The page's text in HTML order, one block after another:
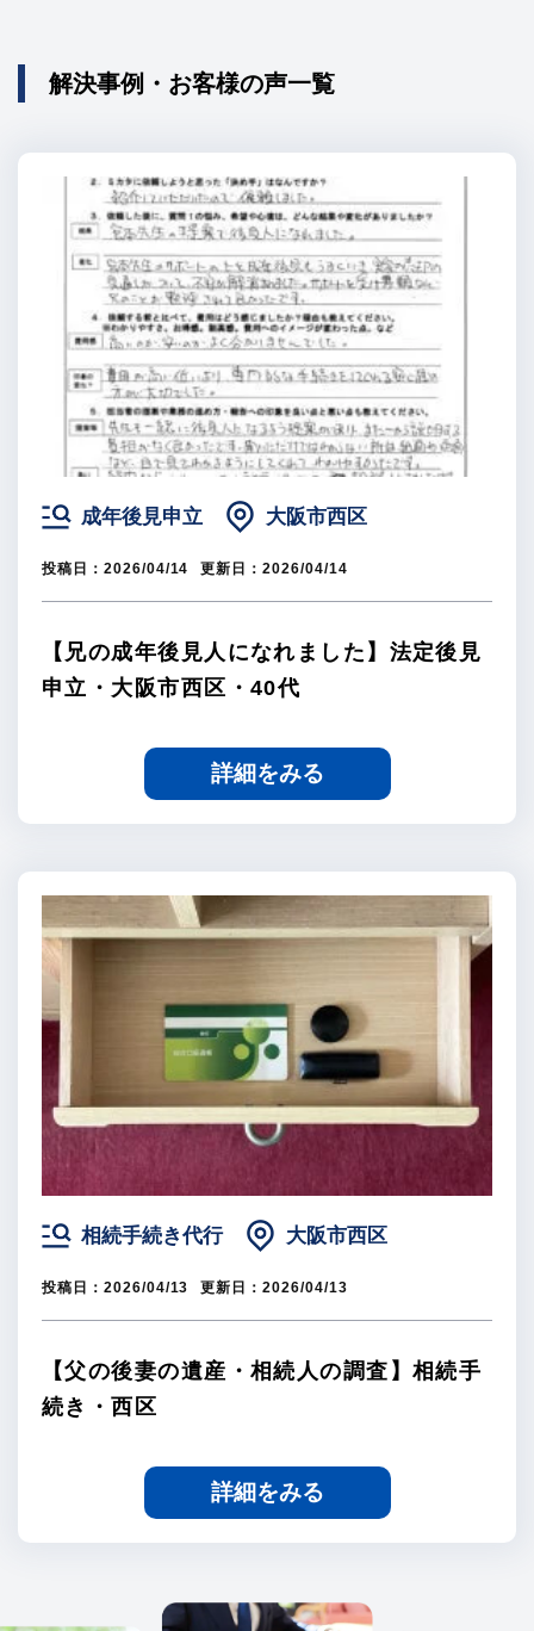
解決事例・お客様の声一覧
成年後見申立 大阪市西区
投稿日： 2026/04/14 更新日：2026/04/14
【兄の成年後見人になれました】法定後見
申立・大阪市西区・40代
詳細をみる
相続手続き代行 大阪市西区
投稿日： 2026/04/13 更新日：2026/04/13
【父の後妻の遺産・相続人の調査】相続手
続き・西区
詳細をみる